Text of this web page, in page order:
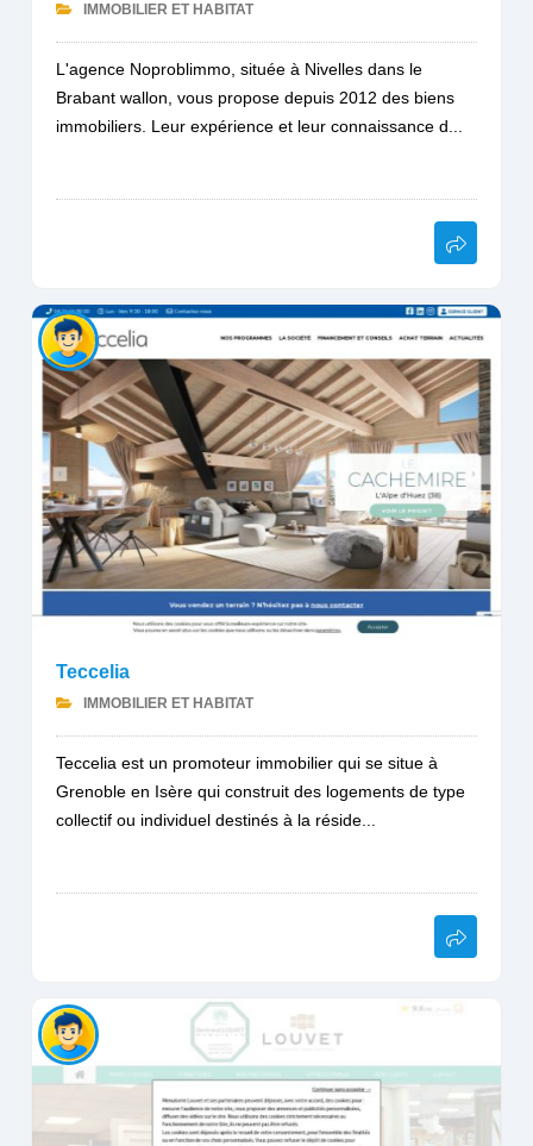
IMMOBILIER ET HABITAT
L'agence Noproblimmo, située à Nivelles dans le
Brabant wallon, vous propose depuis 2012 des biens
immobiliers. Leur expérience et leur connaissance d...
Teccelia
IMMOBILIER ET HABITAT
Teccelia est un promoteur immobilier qui se situe à
Grenoble en Isère qui construit des logements de type
collectif ou individuel destinés à la réside...